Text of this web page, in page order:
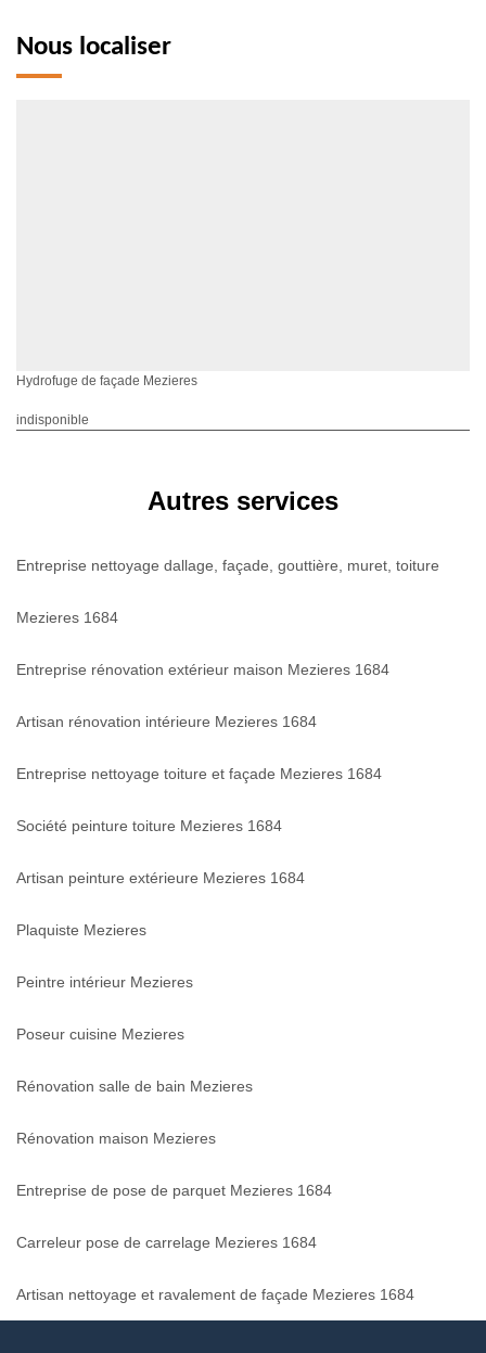
Nous localiser
Hydrofuge de façade Mezieres
indisponible
Autres services
Entreprise nettoyage dallage, façade, gouttière, muret, toiture
Mezieres 1684
Entreprise rénovation extérieur maison Mezieres 1684
Artisan rénovation intérieure Mezieres 1684
Entreprise nettoyage toiture et façade Mezieres 1684
Société peinture toiture Mezieres 1684
Artisan peinture extérieure Mezieres 1684
Plaquiste Mezieres
Peintre intérieur Mezieres
Poseur cuisine Mezieres
Rénovation salle de bain Mezieres
Rénovation maison Mezieres
Entreprise de pose de parquet Mezieres 1684
Carreleur pose de carrelage Mezieres 1684
Artisan nettoyage et ravalement de façade Mezieres 1684